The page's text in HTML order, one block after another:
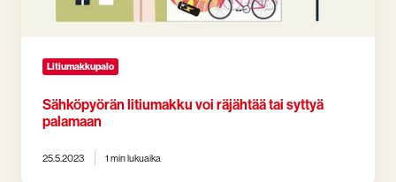
Litiumakkupalo
Sähköpyörän litiumakku voi räjähtää tai syttyä
palamaan
25.5.2023 1 min lukuaika